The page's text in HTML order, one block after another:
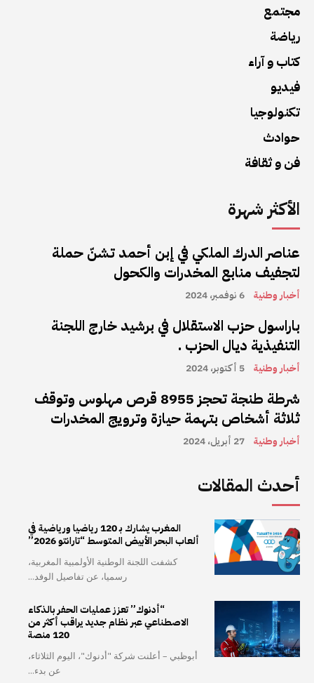
مجتمع
رياضة
كتاب و آراء
فيديو
تكنولوجيا
حوادث
فن و ثقافة
الأكثر شهرة
عناصر الدرك الملكي في إبن أحمد تشنّ حملة
لتجفيف منابع المخدرات والكحول
أخبار وطنية 6 نوفمبر، 2024
باراسول حزب الاستقلال في برشيد خارج اللجنة
التنفيذية ديال الحزب .
أخبار وطنية 5 أكتوبر، 2024
شرطة طنجة تحجز 8955 قرص مهلوس وتوقف
ثلاثة أشخاص بتهمة حيازة وترويج المخدرات
أخبار وطنية 27 أبريل، 2024
أحدث المقالات
المغرب يشارك بـ 120 رياضيا ورياضية في
ألعاب البحر الأبيض المتوسط “تارانتو 2026”
كشفت اللجنة الوطنية الأولمبية المغربية،
رسميا، عن تفاصيل الوفد...
“أدنوك” تعزز عمليات الحفر بالذكاء
الاصطناعي عبر نظام جديد يراقب أكثر من
120 منصة
أبوظبي – أعلنت شركة "أدنوك"، اليوم الثلاثاء،
عن بدء...